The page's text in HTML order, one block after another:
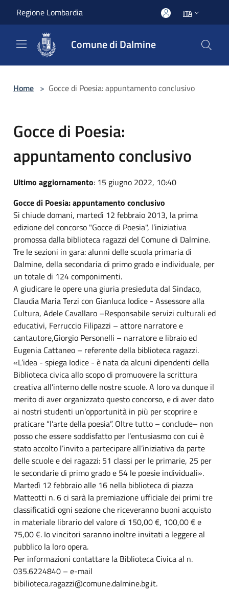
Regione Lombardia ITA
Comune di Dalmine
Home > Gocce di Poesia: appuntamento conclusivo
Gocce di Poesia:
appuntamento conclusivo
Ultimo aggiornamento: 15 giugno 2022, 10:40
Gocce di Poesia: appuntamento conclusivo
Si chiude domani, martedì 12 febbraio 2013, la prima
edizione del concorso "Gocce di Poesia", l’iniziativa
promossa dalla biblioteca ragazzi del Comune di Dalmine.
Tre le sezioni in gara: alunni delle scuola primaria di
Dalmine, della secondaria di primo grado e individuale, per
un totale di 124 componimenti.
A giudicare le opere una giuria presieduta dal Sindaco,
Claudia Maria Terzi con Gianluca Iodice - Assessore alla
Cultura, Adele Cavallaro –Responsabile servizi culturali ed
educativi, Ferruccio Filipazzi – attore narratore e
cantautore,Giorgio Personelli – narratore e libraio ed
Eugenia Cattaneo – referente della biblioteca ragazzi.
«L’idea - spiega Iodice - è nata da alcuni dipendenti della
Biblioteca civica allo scopo di promuovere la scrittura
creativa all’interno delle nostre scuole. A loro va dunque il
merito di aver organizzato questo concorso, e di aver dato
ai nostri studenti un’opportunità in più per scoprire e
praticare “l’arte della poesia”. Oltre tutto – conclude– non
posso che essere soddisfatto per l’entusiasmo con cui è
stato accolto l’invito a partecipare all’iniziativa da parte
delle scuole e dei ragazzi: 51 classi per le primarie, 25 per
le secondarie di primo grado e 54 le poesie individuali».
Martedì 12 febbraio alle 16 nella biblioteca di piazza
Matteotti n. 6 ci sarà la premiazione ufficiale dei primi tre
classificatidi ogni sezione che riceveranno buoni acquisto
in materiale librario del valore di 150,00 €, 100,00 € e
75,00 €. Io vincitori saranno inoltre invitati a leggere al
pubblico la loro opera.
Per informazioni contattare la Biblioteca Civica al n.
035.6224840 – e-mail
bibilioteca.ragazzi@comune.dalmine.bg.it.